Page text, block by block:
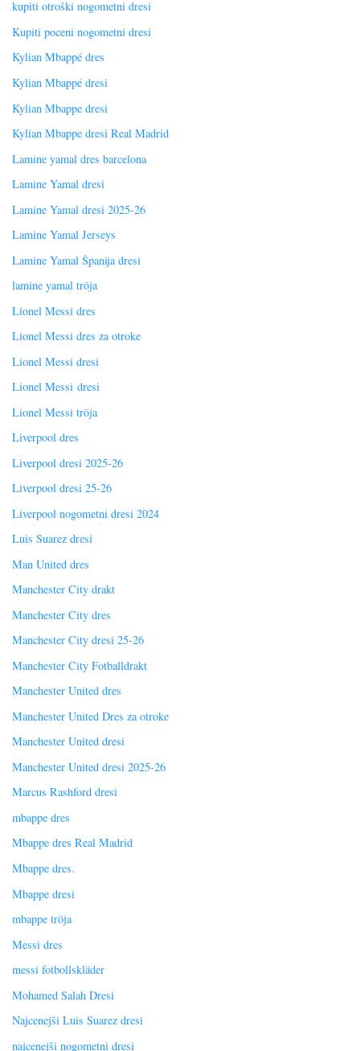
kupiti otroški nogometni dresi
Kupiti poceni nogometni dresi
Kylian Mbappé dres
Kylian Mbappé dresi
Kylian Mbappe dresi
Kylian Mbappe dresi Real Madrid
Lamine yamal dres barcelona
Lamine Yamal dresi
Lamine Yamal dresi 2025-26
Lamine Yamal Jerseys
Lamine Yamal Španija dresi
lamine yamal tröja
Lionel Messi dres
Lionel Messi dres za otroke
Lionel Messi dresi
Lionel Messi dresi
Lionel Messi tröja
Liverpool dres
Liverpool dresi 2025-26
Liverpool dresi 25-26
Liverpool nogometni dresi 2024
Luis Suarez dresi
Man United dres
Manchester City drakt
Manchester City dres
Manchester City dresi 25-26
Manchester City Fotballdrakt
Manchester United dres
Manchester United Dres za otroke
Manchester United dresi
Manchester United dresi 2025-26
Marcus Rashford dresi
mbappe dres
Mbappe dres Real Madrid
Mbappe dres.
Mbappe dresi
mbappe tröja
Messi dres
messi fotbollskläder
Mohamed Salah Dresi
Najcenejši Luis Suarez dresi
najcenejši nogometni dresi